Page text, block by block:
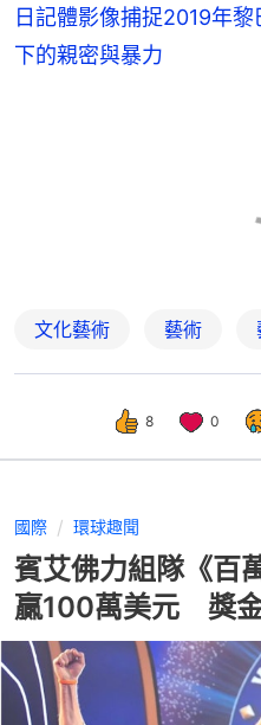
日記體影像捕捉2019年
下的親密與暴力
文化藝術 藝術
8 0
國際 環球趣聞
賓艾佛力組隊《百
贏100萬美元 獎